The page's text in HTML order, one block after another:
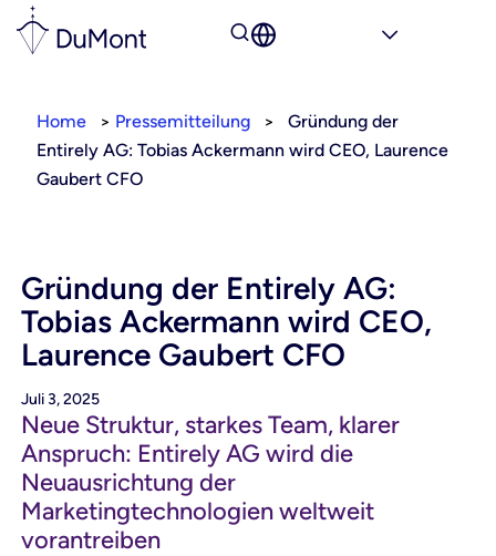
Home > Pressemitteilung >
Gründung der
Entirely AG: Tobias Ackermann wird CEO, Laurence
Gaubert CFO
Gründung der Entirely AG:
Tobias Ackermann wird CEO,
Laurence Gaubert CFO
Juli 3, 2025
Neue Struktur, starkes Team, klarer
Anspruch: Entirely AG wird die
Neuausrichtung der
Marketingtechnologien weltweit
vorantreiben